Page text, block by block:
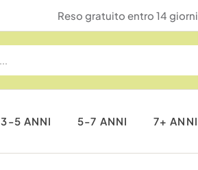
Reso gratuito entro 14 giorni
3-5 ANNI 5-7 ANNI 7+ ANNI